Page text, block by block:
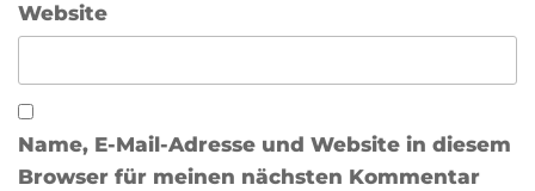
Website
Name, E-Mail-Adresse und Website in diesem
Browser für meinen nächsten Kommentar